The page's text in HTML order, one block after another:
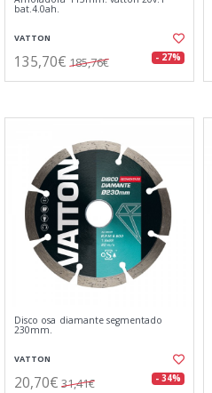
bat.4.0ah.
VATTON
135,70€ 185,76€ - 27%
Disco osa diamante segmentado
230mm.
VATTON
20,70€ 31,41€ - 34%